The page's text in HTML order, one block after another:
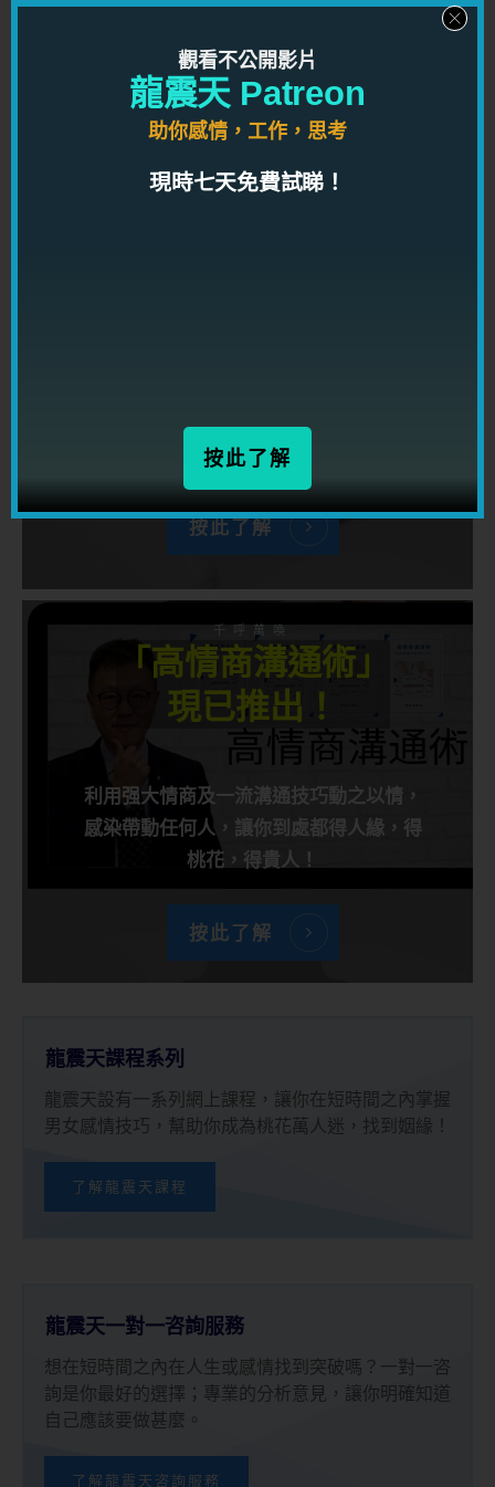
按此了解
權力和影響力的運作方式，讓你在職場上打造高端
人脈網絡及一流人際關係，獲得金錢和權力！
按此了解
千呼萬喚
「高情商溝通術」
現已推出！
利用强大情商及一流溝通技巧動之以情，
感染帶動任何人，讓你到處都得人緣，得
桃花，得貴人！
按此了解
龍震天課程系列
龍震天設有一系列網上課程，讓你在短時間之內掌握
男女感情技巧，幫助你成為桃花萬人迷，找到姻緣！
了解龍震天課程
龍震天一對一咨詢服務
想在短時間之內在人生或感情找到突破嗎？一對一咨
詢是你最好的選擇；專業的分析意見，讓你明確知道
自己應該要做甚麼。
了解龍震天咨詢服務
觀看不公開影片
龍震天 Patreon
助你感情，工作，思考
現時七天免費試睇！
按此了解